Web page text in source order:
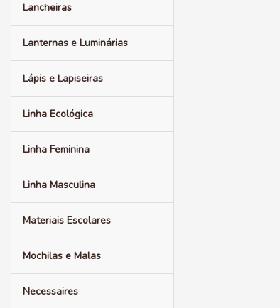
Lancheiras
Lanternas e Luminárias
Lápis e Lapiseiras
Linha Ecológica
Linha Feminina
Linha Masculina
Materiais Escolares
Mochilas e Malas
Necessaires